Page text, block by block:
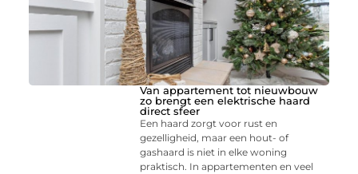
Van appartement tot nieuwbouw
zo brengt een elektrische haard
direct sfeer
Een haard zorgt voor rust en
gezelligheid, maar een hout- of
gashaard is niet in elke woning
praktisch. In appartementen en veel